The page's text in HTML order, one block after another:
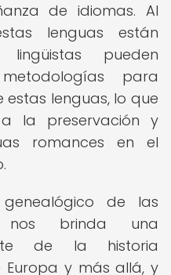
de idiomas. Al
lenguas están
lingüistas pueden
para
lenguas, lo que
la preservación y
romances en el
de las
nos brinda una
de la historia
y más allá, y